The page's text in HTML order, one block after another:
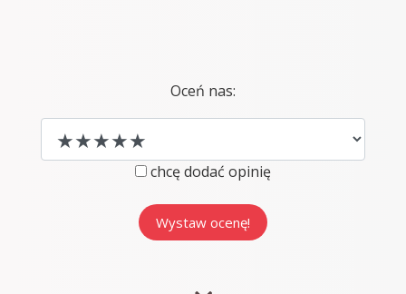
Oceń nas:
chcę dodać opinię